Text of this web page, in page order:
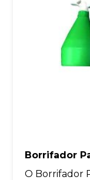
Borrifador
O Borrifador